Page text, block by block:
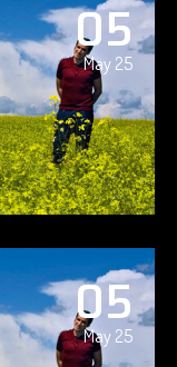
05
May 25
05
May 25